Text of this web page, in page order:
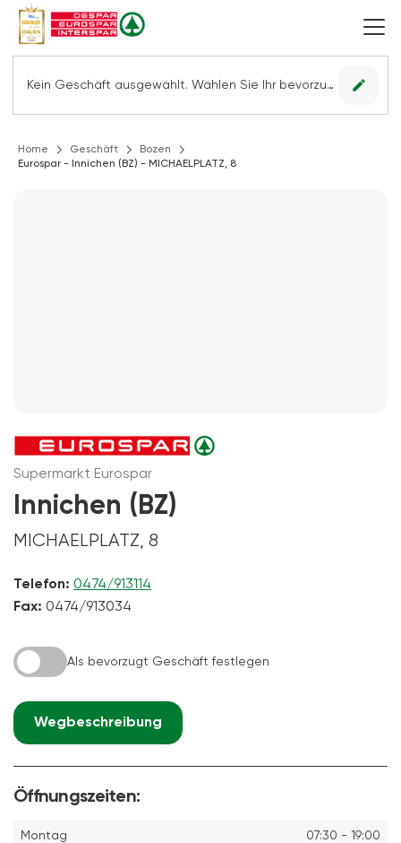
Kein Geschäft ausgewählt. Wählen Sie Ihr bevorzugtes Geschäft, um alle Angebote sehen zu können. edit
Home Geschäft
Bozen
Eurospar - Innichen (BZ) - MICHAELPLATZ, 8
Supermarkt Eurospar
Innichen (BZ)
MICHAELPLATZ, 8
Telefon: 0474/913114
Fax: 0474/913034
Als bevorzugt Geschäft festlegen
Wegbeschreibung
Öffnungszeiten:
Montag 07:30 - 19:00